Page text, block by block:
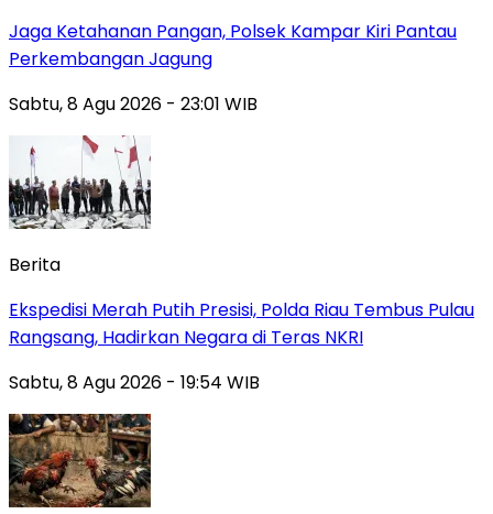
Jaga Ketahanan Pangan, Polsek Kampar Kiri Pantau
Perkembangan Jagung
Sabtu, 8 Agu 2026 - 23:01 WIB
Berita
Ekspedisi Merah Putih Presisi, Polda Riau Tembus Pulau
Rangsang, Hadirkan Negara di Teras NKRI
Sabtu, 8 Agu 2026 - 19:54 WIB